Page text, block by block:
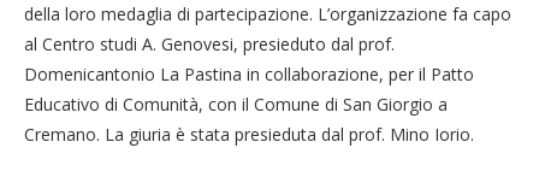
della loro medaglia di partecipazione. L’organizzazione fa capo
al Centro studi A. Genovesi, presieduto dal prof.
Domenicantonio La Pastina in collaborazione, per il Patto
Educativo di Comunità, con il Comune di San Giorgio a
Cremano. La giuria è stata presieduta dal prof. Mino Iorio.